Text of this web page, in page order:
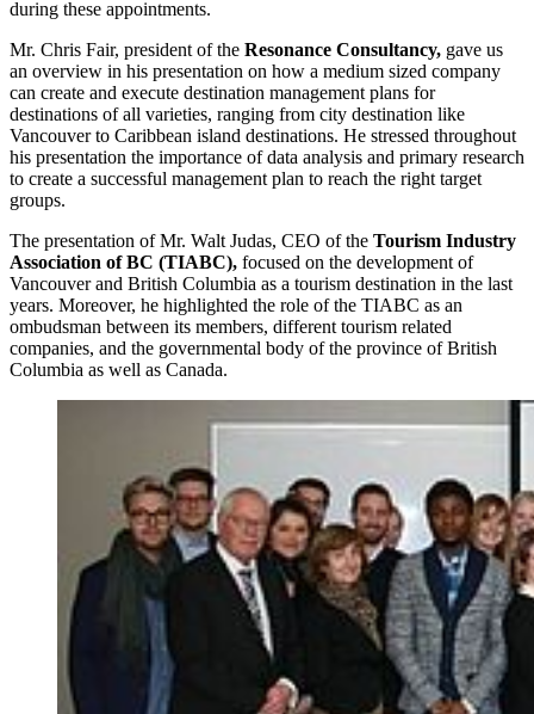
during these appointments.
Mr. Chris Fair, president of the Resonance Consultancy, gave us
an overview in his presentation on how a medium sized company
can create and execute destination management plans for
destinations of all varieties, ranging from city destination like
Vancouver to Caribbean island destinations. He stressed throughout
his presentation the importance of data analysis and primary research
to create a successful management plan to reach the right target
groups.
The presentation of Mr. Walt Judas, CEO of the Tourism Industry
Association of BC (TIABC), focused on the development of
Vancouver and British Columbia as a tourism destination in the last
years. Moreover, he highlighted the role of the TIABC as an
ombudsman between its members, different tourism related
companies, and the governmental body of the province of British
Columbia as well as Canada.